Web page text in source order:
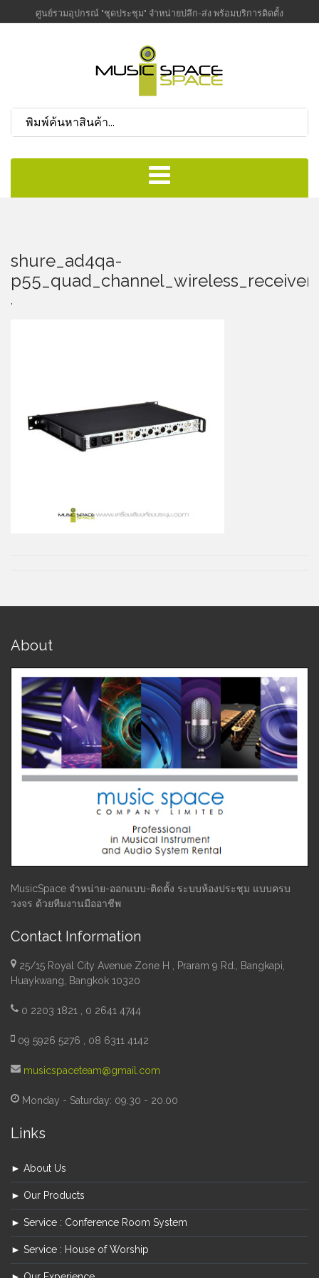
ศูนย์รวมอุปกรณ์ "ชุดประชุม" จำหน่ายปลีก-ส่ง พร้อมบริการติดตั้ง
shure_ad4qa-
About
MusicSpace จำหน่าย-ออกแบบ-ติดตั้ง ระบบห้องประชุม แบบครบ
วงจร ด้วยทีมงานมืออาชีพ
Contact Information
25/15 Royal City Avenue Zone H , Praram 9 Rd., Bangkapi,
Huaykwang, Bangkok 10320
0 2203 1821 , 0 2641 4744
09 5926 5276 , 08 6311 4142
musicspaceteam@gmail.com
Monday - Saturday: 09.30 - 20.00
Links
► About Us
► Our Products
► Service : Conference Room System
► Service : House of Worship